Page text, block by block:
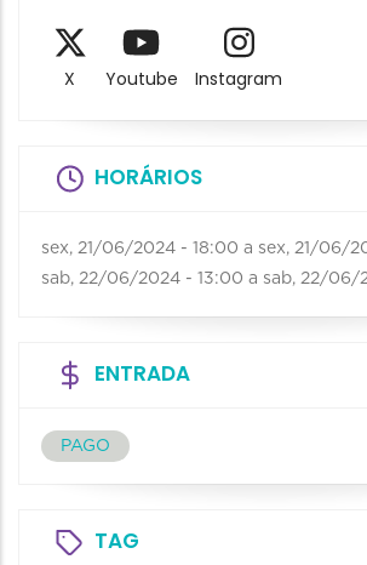
X Youtube Instagram
HORÁRIOS
sex, 21/06/2024 - 18:00 a sex, 21/06/
sab, 22/06/2024 - 13:00 a sab, 22/06/
ENTRADA
PAGO
TAG